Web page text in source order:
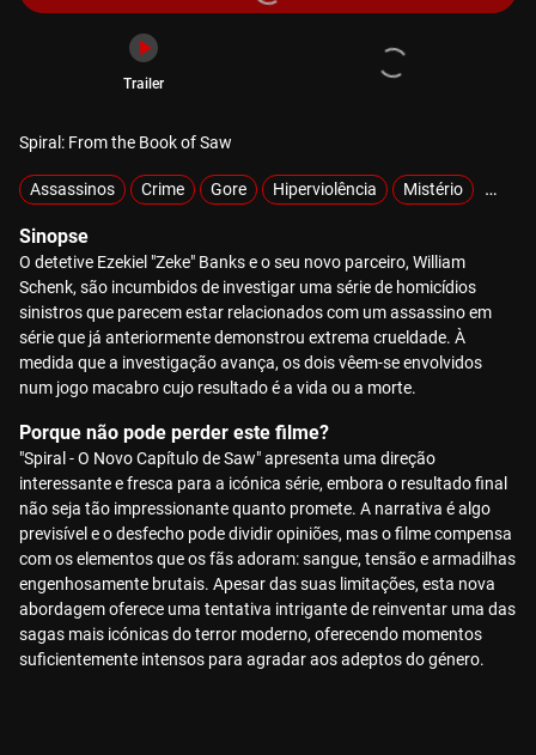
Trailer
Spiral: From the Book of Saw
Assassinos Crime Gore Hiperviolência Mistério
Sinopse
O detetive Ezekiel "Zeke" Banks e o seu novo parceiro, William
Schenk, são incumbidos de investigar uma série de homicídios
sinistros que parecem estar relacionados com um assassino em
série que já anteriormente demonstrou extrema crueldade. À
medida que a investigação avança, os dois vêem-se envolvidos
num jogo macabro cujo resultado é a vida ou a morte.
Porque não pode perder este filme?
"Spiral - O Novo Capítulo de Saw" apresenta uma direção
interessante e fresca para a icónica série, embora o resultado final
não seja tão impressionante quanto promete. A narrativa é algo
previsível e o desfecho pode dividir opiniões, mas o filme compensa
com os elementos que os fãs adoram: sangue, tensão e armadilhas
engenhosamente brutais. Apesar das suas limitações, esta nova
abordagem oferece uma tentativa intrigante de reinventar uma das
sagas mais icónicas do terror moderno, oferecendo momentos
suficientemente intensos para agradar aos adeptos do género.